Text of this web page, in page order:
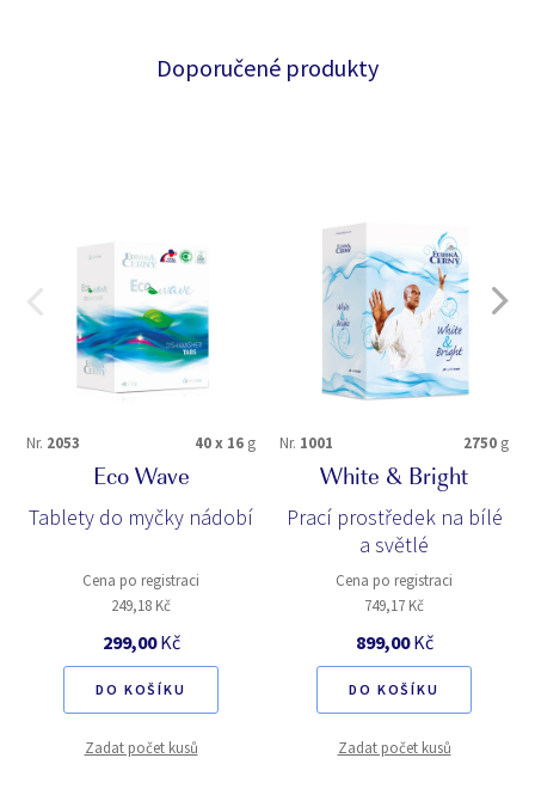
Doporučené produkty
Nr. 2053 40 x 16 g
Eco Wave
Tablety do myčky nádobí
Cena po registraci
249,18 Kč
299,00Kč
DO KOŠÍKU
Zadat počet kusů
Nr. 1001 2750 g
White & Bright
Prací prostředek na bílé
a světlé
Cena po registraci
749,17 Kč
899,00Kč
DO KOŠÍKU
Zadat počet kusů